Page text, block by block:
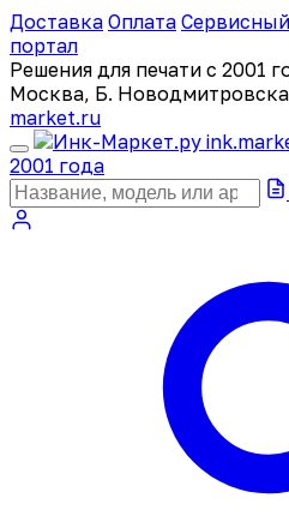
Доставка Оплата
портал
Решения для печати с 2001
Москва, Б.
market.ru
ink.
2001 года